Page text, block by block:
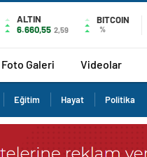
ALTIN
6.660,55 2,59
BITCOIN
%
Foto Galeri Videolar
Eğitim Hayat Politika